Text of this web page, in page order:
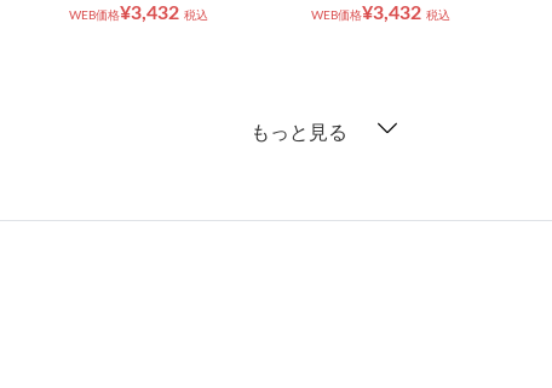
WEB価格¥3,432 税込 WEB価格¥3,432 税込
もっと見る